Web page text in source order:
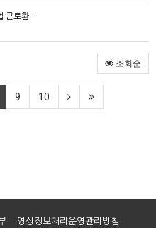
근로환…
조회순
9 10
영상정보처리운영관리방침